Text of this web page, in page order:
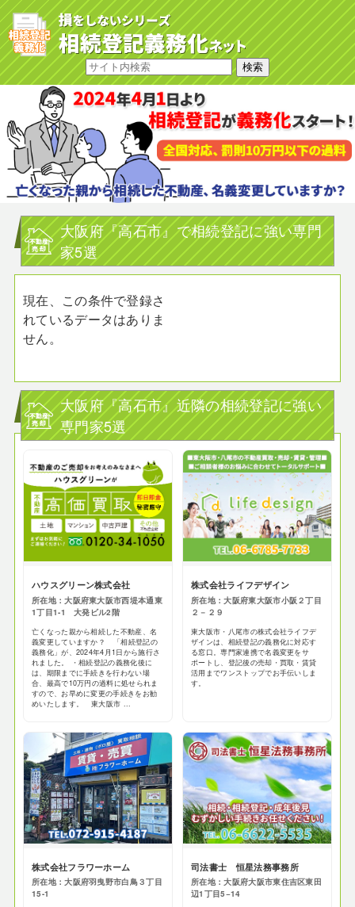
大阪府『高石市』で相続登記に強い専門
家5選
現在、この条件で登録さ
れているデータはありま
せん。
大阪府『高石市』近隣の相続登記に強い
専門家5選
ハウスグリーン株式会社
所在地：大阪府東大阪市西堤本通東
1丁目1-1 大発ビル2階
亡くなった親から相続した不動産、名
義変更していますか？ 「相続登記の
義務化」が、2024年4月1日から施行さ
れました。 ・相続登記の義務化後に
は、期限までに手続きを行わない場
合、最高で10万円の過料に処せられま
すので、お早めに変更の手続きをお勧
めいたします。 東大阪市 ...
株式会社ライフデザイン
所在地：大阪府東大阪市小阪２丁目
２－２９
東大阪市・八尾市の株式会社ライフデ
ザインは、相続登記の義務化に対応す
る窓口。専門家連携で名義変更をサ
ポートし、登記後の売却・買取・賃貸
活用までワンストップでお手伝いしま
す。
株式会社フラワーホーム
所在地：大阪府羽曳野市白鳥３丁目
15-1
司法書士 恒星法務事務所
所在地：大阪府大阪市東住吉区東田
辺1丁目5−14